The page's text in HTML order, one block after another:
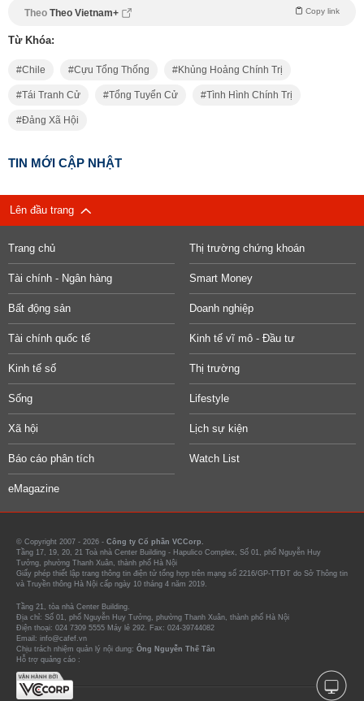
Theo Theo Vietnam+ Copy link
Từ Khóa:
Chile Cựu Tổng Thống Khủng Hoảng Chính Trị
Tái Tranh Cử Tổng Tuyển Cử Tình Hình Chính Trị
Đảng Xã Hội
TIN MỚI CẬP NHẬT
Lên đầu trang
Trang chủ Thị trường chứng khoán
Tài chính - Ngân hàng Smart Money
Bất động sản Doanh nghiệp
Tài chính quốc tế Kinh tế vĩ mô - Đầu tư
Kinh tế số Thị trường
Sống Lifestyle
Xã hội Lịch sự kiện
Báo cáo phân tích Watch List
eMagazine
© Copyright 2007 - 2026 - Công ty Cổ phần VCCorp.
Tầng 17, 19, 20, 21 Toà nhà Center Building - Hapulico Complex, Số 01, phố Nguyễn Huy
Tưởng, phường Thanh Xuân, thành phố Hà Nội
Giấy phép thiết lập trang thông tin điện tử tổng hợp trên mạng số 2216/GP-TTĐT do Sở Thông tin
và Truyền thông Hà Nội cấp ngày 10 tháng 4 năm 2019.
Tầng 21, tòa nhà Center Building.
Địa chỉ: Số 01, phố Nguyễn Huy Tưởng, phường Thanh Xuân, thành phố Hà Nội
Điện thoại: 024 7309 5555 Máy lẻ 292. Fax: 024-39744082
Email: info@cafef.vn
Chịu trách nhiệm quản lý nội dung: Ông Nguyễn Thế Tân
Hỗ trợ quảng cáo :